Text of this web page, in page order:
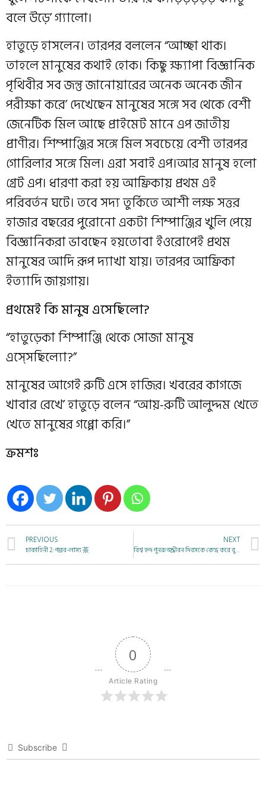
বলে উড়ে’ গ‍্যালো।
হাতুড়ে হাসলেন। তারপর বললেন “আচ্ছা থাক।
তাহলে মানুষের কথাই হোক। কিছু ক্ষ‍্যাপা বিজ্ঞানিক
পৃথিবীর সব জন্তু জানোয়ারের অনেক অনেক জীন
পরীক্ষা করে’ দেখেছেন মানুষের সঙ্গে সব থেকে বেশী
জেনেটিক মিল আছে প্রাইমেট মানে এপ জাতীয়
প্রাণীর। শিম্পাঞ্জির সঙ্গে মিল সবচেয়ে বেশী তারপর
গোরিলার সঙ্গে মিল। এরা সবাই এপ।আর মানুষ হলো
গ্রেট এপ। ধারণা করা হয় আফ্রিকায় প্রথম এই
পরিবর্তন ঘটে। তবে সদ‍্য তুর্কিতে আশী লক্ষ সত্তর
হাজার বছরের পুরোনো একটা শিম্পাঞ্জির খুলি পেয়ে
বিজ্ঞানিকরা ভাবছেন হয়তোবা ইওরোপেই প্রথম
মানুষের আদি রূপ দ‍্যাখা যায়। তারপর আফ্রিকা
ইত্যাদি জায়গায়।
প্রথমেই কি মানুষ এসেছিলো?
“হাতুড়েকা শিম্পাঞ্জি থেকে সোজা মানুষ
এস্সেছিল‍্যো?”
মানুষের আগেই রুটি এসে হাজির। খবরের কাগজে
খাবার রেখে’ হাতুড়ে বলেন “আয়-রুটি আলুদ্দম খেতে
খেতে মানুষের গপ্পো করি।”
ক্রমশঃ
PREVIOUS
চাকাহিনী 2: পল্লব-লাস্য 茶
NEXT
বিশ্ব হৃদ পুনরুজ্জীবন দিবসকে কেন্দ্র করে বুকে চাপ দিয়ে বন্ধ হার্টকে সচল করার প্রশিক্ষণ
0
Article Rating
Subscribe